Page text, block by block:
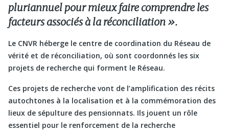
pluriannuel pour mieux faire comprendre les
facteurs associés à la réconciliation ».
Le CNVR héberge le centre de coordination du Réseau de
vérité et de réconciliation, où sont coordonnés les six
projets de recherche qui forment le Réseau.
Ces projets de recherche vont de l’amplification des récits
autochtones à la localisation et à la commémoration des
lieux de sépulture des pensionnats. Ils jouent un rôle
essentiel pour le renforcement de la recherche